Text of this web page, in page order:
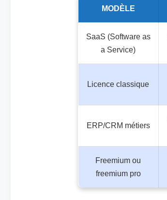
MODÈLE
SaaS (Software as
a Service)
Licence classique
ERP/CRM métiers
Freemium ou
freemium pro